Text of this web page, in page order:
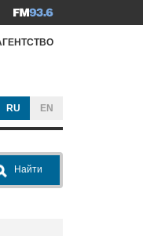
RU EN
Найти